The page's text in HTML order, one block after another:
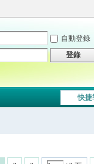
自動登錄
登錄
快捷